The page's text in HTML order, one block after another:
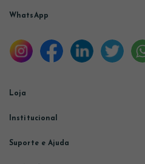
WhatsApp
Loja
Institucional
Suporte e Ajuda